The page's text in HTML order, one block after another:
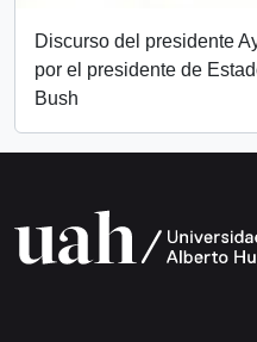
Discurso del presidente
por el presidente de
Bush